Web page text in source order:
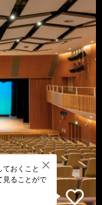
ておくこと
見ることがで